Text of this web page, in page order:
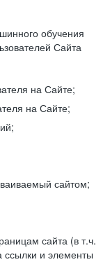
обучения
Сайта
на Сайте;
на Сайте;
сайтом;
сайта (в т.ч.
и элементы